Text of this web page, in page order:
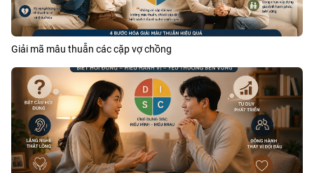
Giải mã mâu thuẫn các cặp vợ chồng